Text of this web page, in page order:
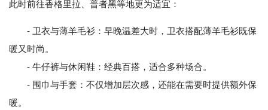
此时前往香格里拉、普者黑等地更为适宜：
- 卫衣与薄羊毛衫：早晚温差大时，卫衣搭配薄羊毛衫既保
暖又时尚。
- 牛仔裤与休闲鞋：经典百搭，适合多种场合。
- 围巾与手套：不仅增加层次感，还能在需要时提供额外保
暖。